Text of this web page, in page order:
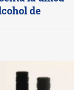
de